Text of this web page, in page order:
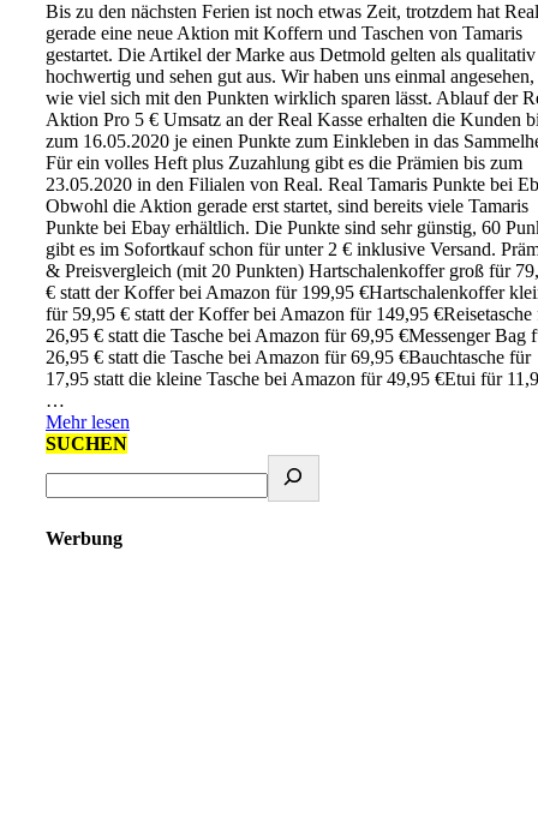
Bis zu den nächsten Ferien ist noch etwas Zeit, trotzdem hat Real
gerade eine neue Aktion mit Koffern und Taschen von Tamaris
gestartet. Die Artikel der Marke aus Detmold gelten als qualitativ
hochwertig und sehen gut aus. Wir haben uns einmal angesehen,
wie viel sich mit den Punkten wirklich sparen lässt. Ablauf der
Aktion Pro 5 € Umsatz an der Real Kasse erhalten die Kunden
zum 16.05.2020 je einen Punkte zum Einkleben in das
Für ein volles Heft plus Zuzahlung gibt es die Prämien bis zum
23.05.2020 in den Filialen von Real. Real Tamaris Punkte bei
Obwohl die Aktion gerade erst startet, sind bereits viele Tamaris
Punkte bei Ebay erhältlich. Die Punkte sind sehr günstig, 60
gibt es im Sofortkauf schon für unter 2 € inklusive Versand.
& Preisvergleich (mit 20 Punkten) Hartschalenkoffer groß für
€ statt der Koffer bei Amazon für 199,95 €Hartschalenkoffer
für 59,95 € statt der Koffer bei Amazon für 149,95 €Reisetasche
26,95 € statt die Tasche bei Amazon für 69,95 €Messenger Bag
26,95 € statt die Tasche bei Amazon für 69,95 €Bauchtasche für
17,95 statt die kleine Tasche bei Amazon für 49,95 €Etui für
…
Mehr lesen
SUCHEN
Werbung